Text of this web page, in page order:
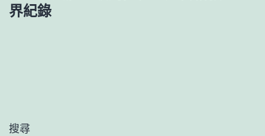
界紀錄
搜尋